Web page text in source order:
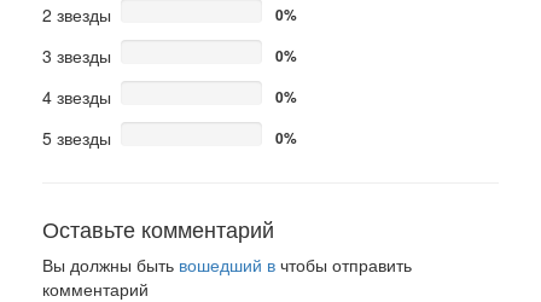
2 звезды 0%
3 звезды 0%
4 звезды 0%
5 звезды 0%
Оставьте комментарий
Вы должны быть вошедший в чтобы отправить
комментарий